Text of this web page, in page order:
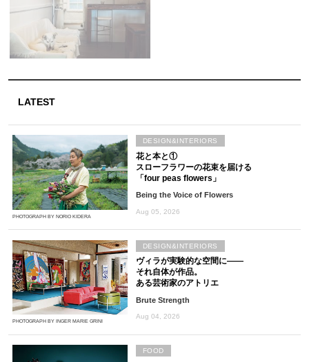
LATEST
PHOTOGRAPH BY NORIO KIDERA
花と本と①
スローフラワーの花束を届ける
「four peas flowers」
Being the Voice of Flowers
Aug 05, 2026
DESIGN&INTERIORS
PHOTOGRAPH BY INGER MARIE GRINI
ヴィラが実験的な空間に――
それ自体が作品。
ある芸術家のアトリエ
Brute Strength
Aug 04, 2026
DESIGN&INTERIORS
FOOD